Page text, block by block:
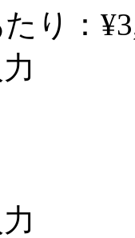
り：